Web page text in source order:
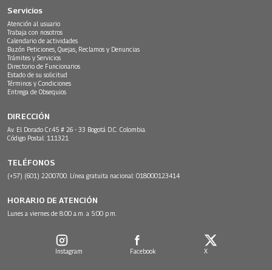
Servicios
Atención al usuario
Trabaja con nosotros
Calendario de actividades
Buzón Peticiones, Quejas, Reclamos y Denuncias
Trámites y Servicios
Directorio de Funcionarios
Estado de su solicitud
Términos y Condiciones
Entrega de Obsequios
DIRECCIÓN
Av. El Dorado Cr.45 # 26 - 33 Bogotá D.C. Colombia.
Código Postal: 111321
TELÉFONOS
(+57) (601) 2200700. Línea gratuita nacional: 018000123414
HORARIO DE ATENCIÓN
Lunes a viernes de 8:00 a.m. a 5:00 p.m.
Instagram Facebook X